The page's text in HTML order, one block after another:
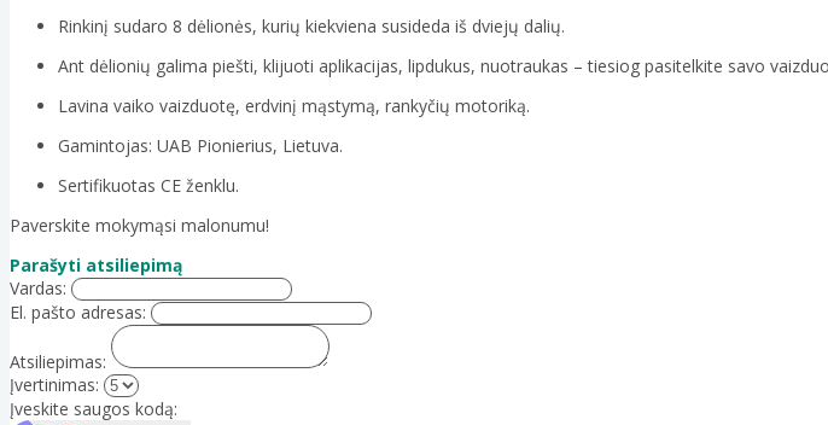
Rinkinį sudaro 8 dėlionės, kurių kiekviena susideda iš dviejų dalių.
Ant dėlionių galima piešti, klijuoti aplikacijas, lipdukus, nuotraukas – tiesiog pasitelkite savo
Lavina vaiko vaizduotę, erdvinį mąstymą, rankyčių motoriką.
Gamintojas: UAB Pionierius, Lietuva.
Sertifikuotas CE ženklu.
Paverskite mokymąsi malonumu!
Parašyti atsiliepimą
Vardas:
El. pašto adresas:
Atsiliepimas:
Įvertinimas:
Įveskite saugos kodą: